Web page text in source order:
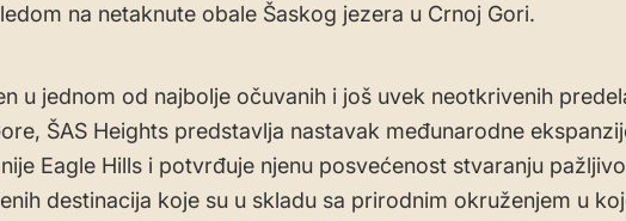
na netaknute obale Šaskog jezera u Crnoj Gori.
u jednom od najbolje očuvanih i još uvek neotkrivenih
ŠAS Heights predstavlja nastavak međunarodne
Eagle Hills i potvrđuje njenu posvećenost stvaranju pažljivo
destinacija koje su u skladu sa prirodnim okruženjem u